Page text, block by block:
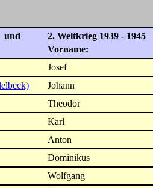
und
2. Weltkrieg 1939 - 1945
Vorname:
Josef
Johann
Theodor
Karl
Anton
Dominikus
Wolfgang